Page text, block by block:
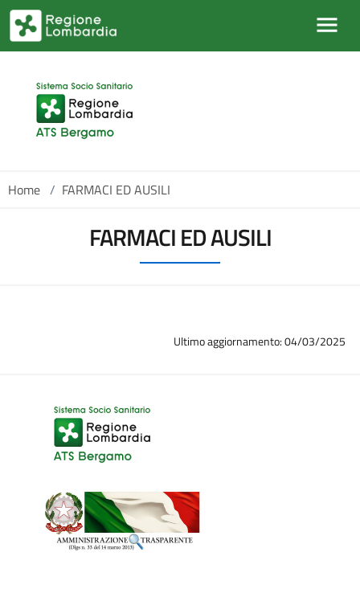
Salta al contenuto principale
Home / FARMACI ED AUSILI
FARMACI ED AUSILI
Ultimo aggiornamento: 04/03/2025